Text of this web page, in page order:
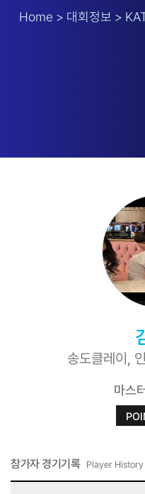
Home > 대회정보 >
송도클레이,
마스
참가자 경기기록 Player History